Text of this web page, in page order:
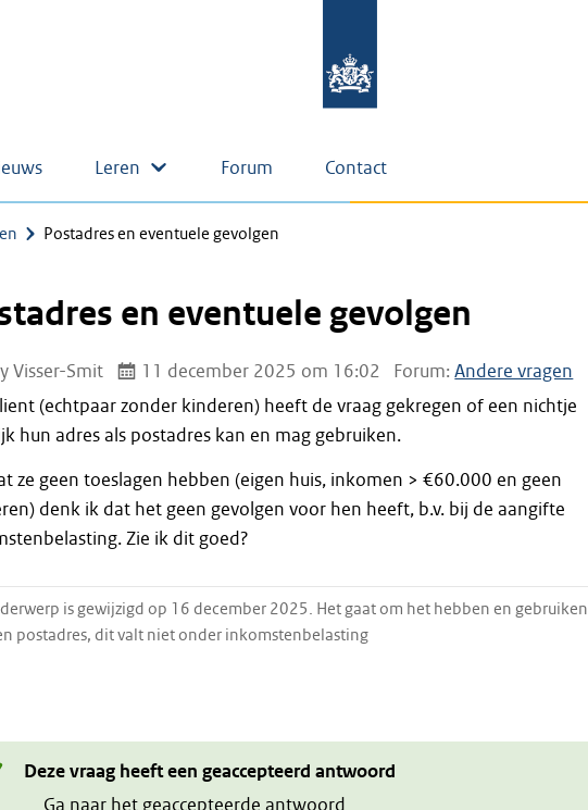
Leren Forum Contact
Postadres en eventuele gevolgen
en eventuele gevolgen
Visser-Smit 11 december 2025 om 16:02 Forum:Andere vragen
(echtpaar zonder kinderen) heeft de vraag gekregen of een nichtje
hun adres als postadres kan en mag gebruiken.
ze geen toeslagen hebben (eigen huis, inkomen > €60.000 en geen
denk ik dat het geen gevolgen voor hen heeft, b.v. bij de aangifte
Zie ik dit goed?
is gewijzigd op 16 december 2025. Het gaat om het hebben en gebruiken
postadres, dit valt niet onder inkomstenbelasting
Deze vraag heeft een geaccepteerd antwoord
Ga naar het geaccepteerde antwoord